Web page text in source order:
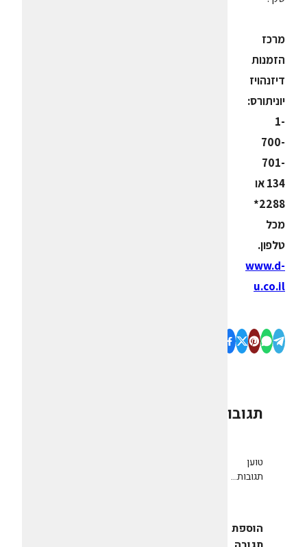
מרכז
הזמנות
דיזנהויז
יוניתורס:
1-
700-
701-
134 או
2288*
מכל
טלפון.
www.d-
u.co.il
תגובות
טוען
תגובות...
הוספת